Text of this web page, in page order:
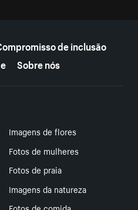
de inclusão
Sobre nós
Imagens de flores
Fotos de mulheres
Fotos de praia
Imagens da natureza